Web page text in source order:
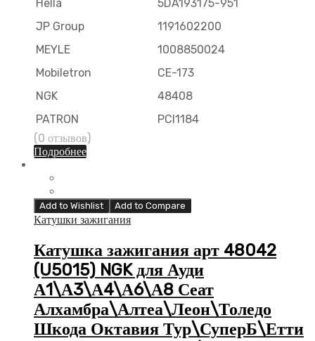
Hella
5DA193175-951
JP Group
1191602200
MEYLE
1008850024
Mobiletron
CE-173
NGK
48408
PATRON
PCI1184
(0 отзывов)
Подробнее
Add to Wishlist Add to Compare
Катушки зажигания
Катушка зажигания арт 48042
(U5015) NGK для Ауди
А1\А3\А4\А6\А8 Сеат
Алхамбра\Алтеа\Леон\Толедо
Шкода Октавия Тур\СуперБ\Етти